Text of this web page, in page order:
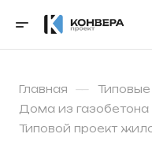
Главная —
Дома из газобетона
Типовой проект